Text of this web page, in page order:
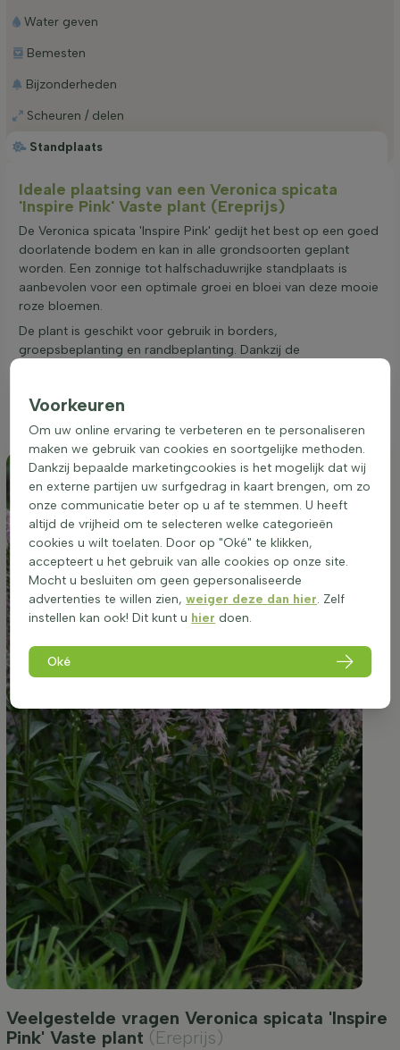
Standplaats
Water geven
Bemesten
Bijzonderheden
Scheuren / delen
Ideale plaatsing van een Veronica spicata
'Inspire Pink' Vaste plant (Ereprijs)
De Veronica spicata 'Inspire Pink' gedijt het best op een goed
doorlatende bodem en kan in alle grondsoorten geplant
worden. Een zonnige tot halfschaduwrijke standplaats is
aanbevolen voor een optimale groei en bloei van deze mooie
roze bloemen.
De plant is geschikt voor gebruik in borders,
groepsbeplanting en randbeplanting. Dankzij de
nodig en is bestand tegen droogte, wat het onderhoud
vergemakkelijkt.
Veelgestelde vragen Veronica spicata 'Inspire
Pink' Vaste plant (Ereprijs)
Voorkeuren
Om uw online ervaring te verbeteren en te personaliseren
maken we gebruik van cookies en soortgelijke methoden.
Dankzij bepaalde marketingcookies is het mogelijk dat wij
en externe partijen uw surfgedrag in kaart brengen, om zo
onze communicatie beter op u af te stemmen. U heeft
altijd de vrijheid om te selecteren welke categorieën
cookies u wilt toelaten. Door op "Oké" te klikken,
accepteert u het gebruik van alle cookies op onze site.
Mocht u besluiten om geen gepersonaliseerde
advertenties te willen zien,weiger deze dan hier. Zelf
instellen kan ook! Dit kunt u hier doen.
Oké